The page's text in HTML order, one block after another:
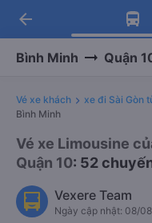
Tải app
Nhận ưu
Tải app
-30k/ghế
arrow_back
Bình Minh Quận
Vé xe khách xe đi Sài Gòn
Bình Minh
Vé xe Limousine
Quận 10: 52
Vexere Team
Ngày cập nhật: 08/